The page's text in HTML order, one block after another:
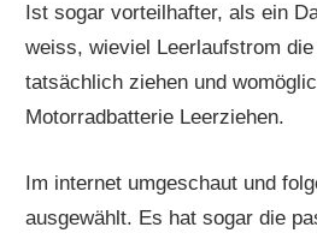
Ist sogar vorteilhafter, als ein
weiss, wieviel Leerlaufstrom
tatsächlich ziehen und
Motorradbatterie Leerziehen.
Im internet umgeschaut und
ausgewählt. Es hat sogar die